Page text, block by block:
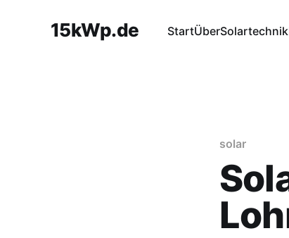
15kWp.de StartÜberSolartechnik
solar